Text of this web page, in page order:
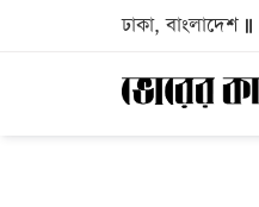
ঢাকা, বাংলাদেশ